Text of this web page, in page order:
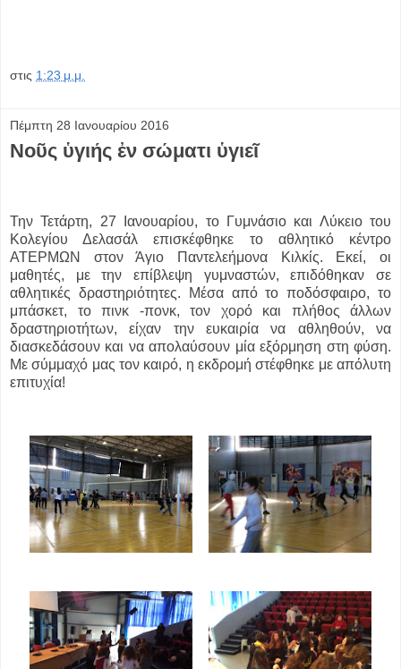
στις 1:23 μ.μ.
Πέμπτη 28 Ιανουαρίου 2016
Νοῦς ὑγιής ἐν σώματι ὑγιεῖ
Την Τετάρτη, 27 Ιανουαρίου, το Γυμνάσιο και Λύκειο του
Κολεγίου Δελασάλ επισκέφθηκε το αθλητικό κέντρο
ΑΤΕΡΜΩΝ στον Άγιο Παντελεήμονα Κιλκίς. Εκεί, οι
μαθητές, με την επίβλεψη γυμναστών, επιδόθηκαν σε
αθλητικές δραστηριότητες. Μέσα από το ποδόσφαιρο, το
μπάσκετ, το πινκ -πονκ, τον χορό και πλήθος άλλων
δραστηριοτήτων, είχαν την ευκαιρία να αθληθούν, να
διασκεδάσουν και να απολαύσουν μία εξόρμηση στη φύση.
Με σύμμαχό μας τον καιρό, η εκδρομή στέφθηκε με απόλυτη
επιτυχία!